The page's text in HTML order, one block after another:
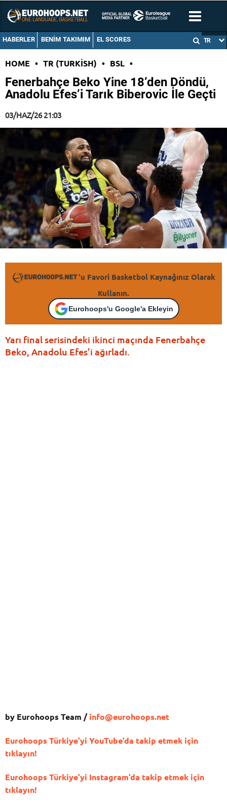
HABERLER BENIM TAKIMIM EL SCORES TR
HOME • TR (TURKISH) • BSL •
Fenerbahçe Beko Yine 18’den Döndü,
Anadolu Efes’i Tarık Biberovic İle Geçti
03/HAZ/26 21:03
'u Favori Basketbol Kaynağınız Olarak
Kullanın.
Eurohoops'u Google'a Ekleyin
Yarı final serisindeki ikinci maçında Fenerbahçe
Beko, Anadolu Efes’i ağırladı.
by Eurohoops Team /info@eurohoops.net
Eurohoops Türkiye’yi YouTube’da takip etmek için
tıklayın!
Eurohoops Türkiye’yi Instagram’da takip etmek için
tıklayın!